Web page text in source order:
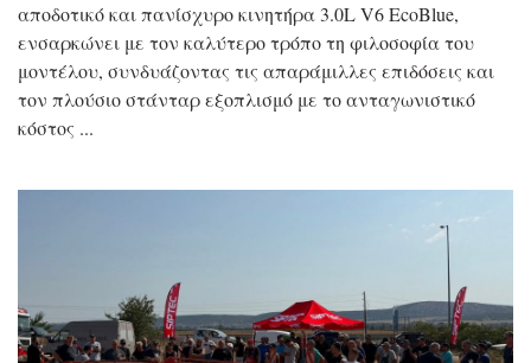
αποδοτικό και πανίσχυρο κινητήρα 3.0L V6 EcoBlue,
ενσαρκώνει με τον καλύτερο τρόπο τη φιλοσοφία του
μοντέλου, συνδυάζοντας τις απαράμιλλες επιδόσεις και
τον πλούσιο στάνταρ εξοπλισμό με το ανταγωνιστικό
κόστος